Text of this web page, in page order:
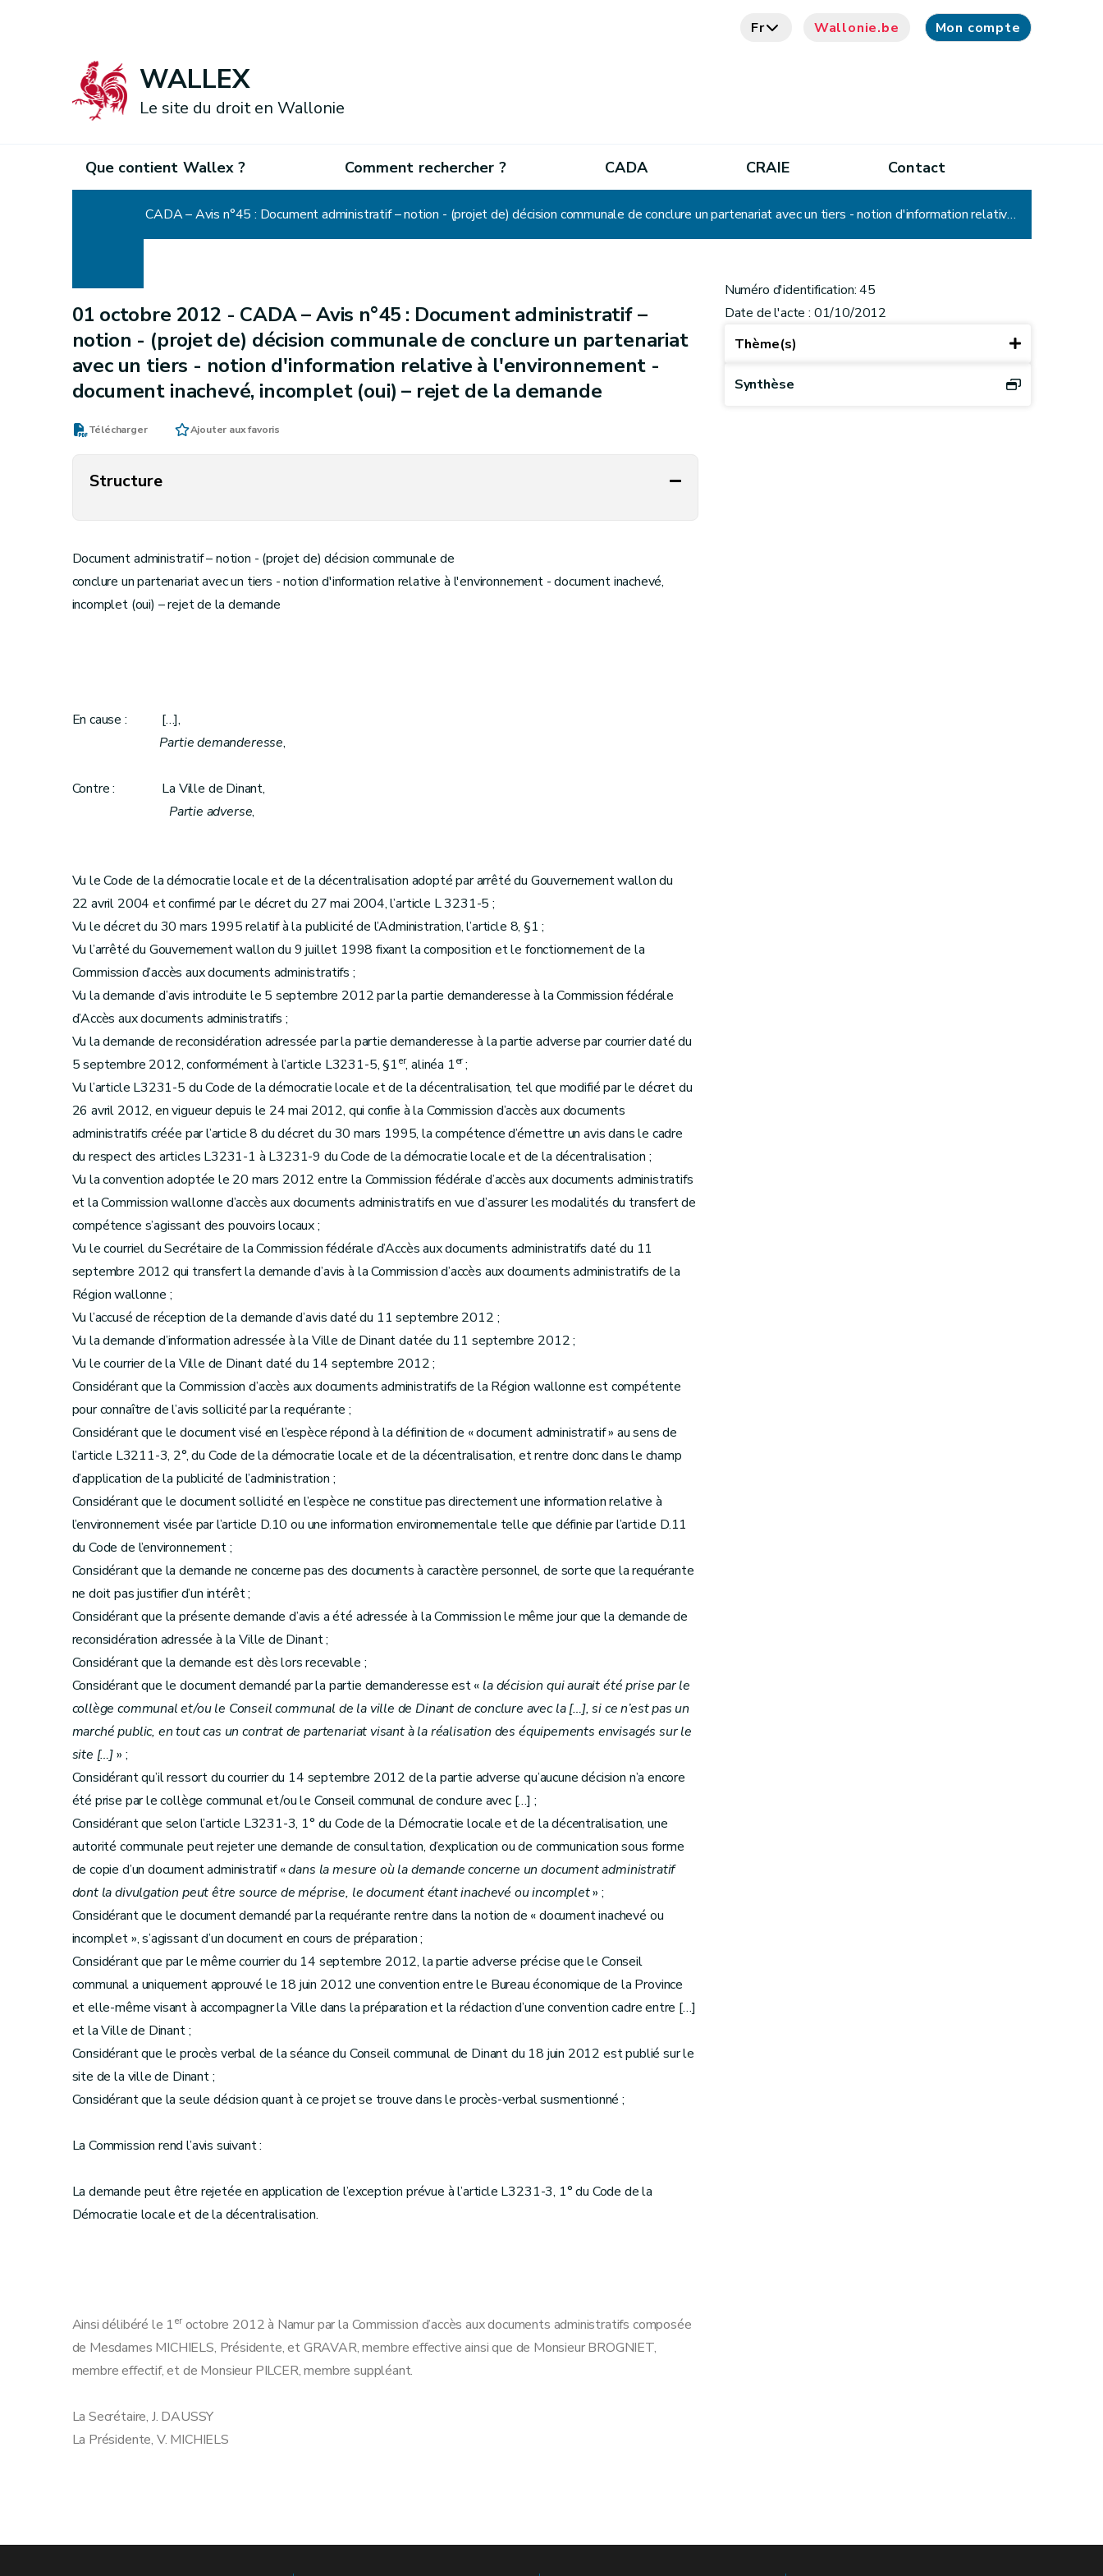
Fr Wallonie.be Mon compte
WALLEX
Le site du droit en Wallonie
Que contient Wallex ? Comment rechercher ? CADA CRAIE Contact
CADA – Avis n°45 : Document administratif – notion - (projet de) décision communale de conclure un partenariat avec un tiers - notion d'information relative à l'environnement - document inachevé, incomplet (oui) – rejet de la demande
01 octobre 2012 - CADA – Avis n°45 : Document administratif –
notion - (projet de) décision communale de conclure un partenariat
avec un tiers - notion d'information relative à l'environnement -
document inachevé, incomplet (oui) – rejet de la demande
Télécharger Ajouter aux favoris
Structure
Document administratif – notion - (projet de) décision communale de
conclure un partenariat avec un tiers - notion d'information relative à l'environnement - document inachevé,
incomplet (oui) – rejet de la demande
En cause : […],
Partie demanderesse,
Contre : La Ville de Dinant,
Partie adverse,
Vu le Code de la démocratie locale et de la décentralisation adopté par arrêté du Gouvernement wallon du
22 avril 2004 et confirmé par le décret du 27 mai 2004, l’article L 3231-5 ;
Vu le décret du 30 mars 1995 relatif à la publicité de l’Administration, l’article 8, §1 ;
Vu l’arrêté du Gouvernement wallon du 9 juillet 1998 fixant la composition et le fonctionnement de la
Commission d’accès aux documents administratifs ;
Vu la demande d’avis introduite le 5 septembre 2012 par la partie demanderesse à la Commission fédérale
d’Accès aux documents administratifs ;
Vu la demande de reconsidération adressée par la partie demanderesse à la partie adverse par courrier daté du
5 septembre 2012, conformément à l’article L3231-5, §1er, alinéa 1er;
Vu l’article L3231-5 du Code de la démocratie locale et de la décentralisation, tel que modifié par le décret du
26 avril 2012, en vigueur depuis le 24 mai 2012, qui confie à la Commission d’accès aux documents
administratifs créée par l’article 8 du décret du 30 mars 1995, la compétence d’émettre un avis dans le cadre
du respect des articles L3231-1 à L3231-9 du Code de la démocratie locale et de la décentralisation ;
Vu la convention adoptée le 20 mars 2012 entre la Commission fédérale d’accès aux documents administratifs
et la Commission wallonne d’accès aux documents administratifs en vue d’assurer les modalités du transfert de
compétence s’agissant des pouvoirs locaux ;
Vu le courriel du Secrétaire de la Commission fédérale d’Accès aux documents administratifs daté du 11
septembre 2012 qui transfert la demande d’avis à la Commission d’accès aux documents administratifs de la
Région wallonne ;
Vu l’accusé de réception de la demande d’avis daté du 11 septembre 2012 ;
Vu la demande d’information adressée à la Ville de Dinant datée du 11 septembre 2012 ;
Vu le courrier de la Ville de Dinant daté du 14 septembre 2012 ;
Considérant que la Commission d’accès aux documents administratifs de la Région wallonne est compétente
pour connaître de l’avis sollicité par la requérante ;
Considérant que le document visé en l’espèce répond à la définition de « document administratif » au sens de
l’article L3211-3, 2°, du Code de la démocratie locale et de la décentralisation, et rentre donc dans le champ
d’application de la publicité de l’administration ;
Considérant que le document sollicité en l’espèce ne constitue pas directement une information relative à
l’environnement visée par l’article D.10 ou une information environnementale telle que définie par l’article D.11
du Code de l’environnement ;
Considérant que la demande ne concerne pas des documents à caractère personnel, de sorte que la requérante
ne doit pas justifier d’un intérêt ;
Considérant que la présente demande d’avis a été adressée à la Commission le même jour que la demande de
reconsidération adressée à la Ville de Dinant ;
Considérant que la demande est dès lors recevable ;
Considérant que le document demandé par la partie demanderesse est « la décision qui aurait été prise par le
collège communal et/ou le Conseil communal de la ville de Dinant de conclure avec la […], si ce n’est pas un
marché public, en tout cas un contrat de partenariat visant à la réalisation des équipements envisagés sur le
site […]» ;
Considérant qu’il ressort du courrier du 14 septembre 2012 de la partie adverse qu’aucune décision n’a encore
été prise par le collège communal et/ou le Conseil communal de conclure avec […] ;
Considérant que selon l’article L3231-3, 1° du Code de la Démocratie locale et de la décentralisation, une
autorité communale peut rejeter une demande de consultation, d’explication ou de communication sous forme
de copie d’un document administratif «dans la mesure où la demande concerne un document administratif
dont la divulgation peut être source de méprise, le document étant inachevé ou incomplet» ;
Considérant que le document demandé par la requérante rentre dans la notion de « document inachevé ou
incomplet », s’agissant d’un document en cours de préparation ;
Considérant que par le même courrier du 14 septembre 2012, la partie adverse précise que le Conseil
communal a uniquement approuvé le 18 juin 2012 une convention entre le Bureau économique de la Province
et elle-même visant à accompagner la Ville dans la préparation et la rédaction d’une convention cadre entre […]
et la Ville de Dinant ;
Considérant que le procès verbal de la séance du Conseil communal de Dinant du 18 juin 2012 est publié sur le
site de la ville de Dinant ;
Considérant que la seule décision quant à ce projet se trouve dans le procès-verbal susmentionné ;
La Commission rend l’avis suivant :
La demande peut être rejetée en application de l’exception prévue à l’article L3231-3, 1° du Code de la
Démocratie locale et de la décentralisation.
Ainsi délibéré le 1eroctobre 2012 à Namur par la Commission d’accès aux documents administratifs composée
de Mesdames MICHIELS, Présidente, et GRAVAR, membre effective ainsi que de Monsieur BROGNIET,
membre effectif, et de Monsieur PILCER, membre suppléant.
La Secrétaire, J. DAUSSY
La Présidente, V. MICHIELS
Numéro d'identification: 45
Date de l'acte : 01/10/2012
Thème(s)
Synthèse